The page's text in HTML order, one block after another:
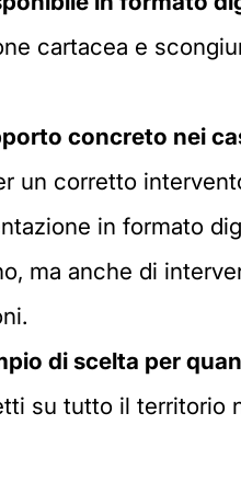
cartacea e
concreto nei
un corretto
in formato
ma anche di
di scelta per
su tutto il territorio